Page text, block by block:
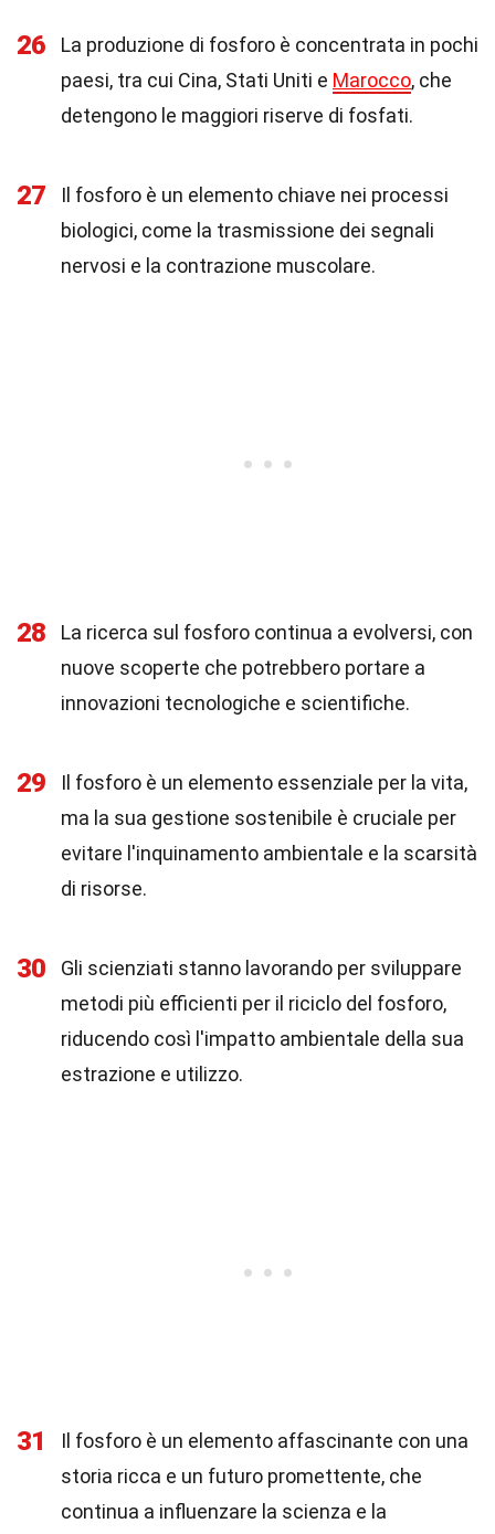
26
La produzione di fosforo è concentrata in pochi
paesi, tra cui Cina, Stati Uniti e Marocco, che
detengono le maggiori riserve di fosfati.
27
Il fosforo è un elemento chiave nei processi
biologici, come la trasmissione dei segnali
nervosi e la contrazione muscolare.
28
La ricerca sul fosforo continua a evolversi, con
nuove scoperte che potrebbero portare a
innovazioni tecnologiche e scientifiche.
29
Il fosforo è un elemento essenziale per la vita,
ma la sua gestione sostenibile è cruciale per
evitare l'inquinamento ambientale e la scarsità
di risorse.
30
Gli scienziati stanno lavorando per sviluppare
metodi più efficienti per il riciclo del fosforo,
riducendo così l'impatto ambientale della sua
estrazione e utilizzo.
31
Il fosforo è un elemento affascinante con una
storia ricca e un futuro promettente, che
continua a influenzare la scienza e la